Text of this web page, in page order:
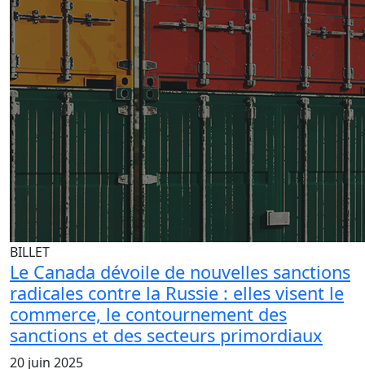
BILLET
Le Canada dévoile de nouvelles sanctions
radicales contre la Russie : elles visent le
commerce, le contournement des
sanctions et des secteurs primordiaux
20 juin 2025